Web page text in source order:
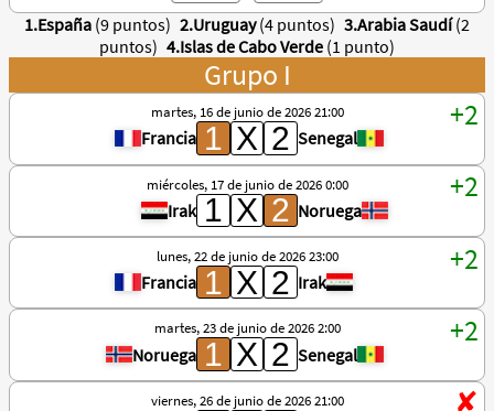
1.España (9 puntos) 2.Uruguay (4 puntos) 3.Arabia Saudí (2
puntos) 4.Islas de Cabo Verde (1 punto)
Grupo I
martes, 16 de junio de 2026 21:00
Francia Senegal
miércoles, 17 de junio de 2026 0:00
Irak Noruega
lunes, 22 de junio de 2026 23:00
Francia Irak
martes, 23 de junio de 2026 2:00
Noruega Senegal
viernes, 26 de junio de 2026 21:00